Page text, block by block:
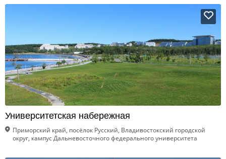
Университетская набережная
Приморский край, посёлок Русский, Владивостокский городской
округ, кампус Дальневосточного федерального университета